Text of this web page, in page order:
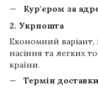
Кур'єром за
2. Укрпошта
Економний варіант,
насіння та легких
країни.
Термін